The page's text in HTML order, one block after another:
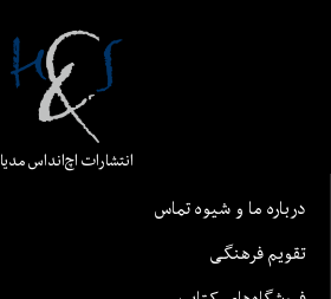
انتشارات اچ‌اند‌اس مدیا
درباره ما و شیوه تماس
تقویم فرهنگی